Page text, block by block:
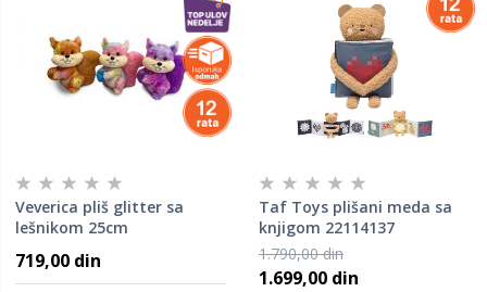
Veverica pliš glitter sa
lešnikom 25cm
719,00 din
Taf Toys plišani meda sa
knjigom 22114137
1.790,00 din
1.699,00 din